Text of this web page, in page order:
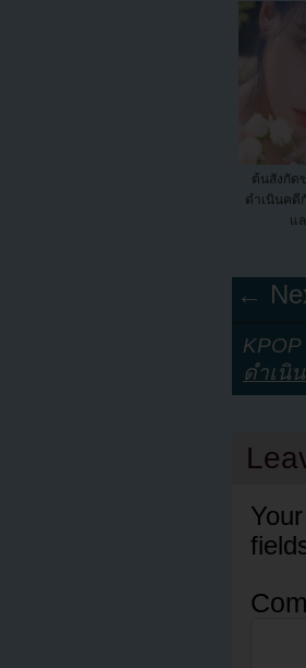
ต้นสังกัด
ดำเนินคดี
แ
←
ดำเนิ